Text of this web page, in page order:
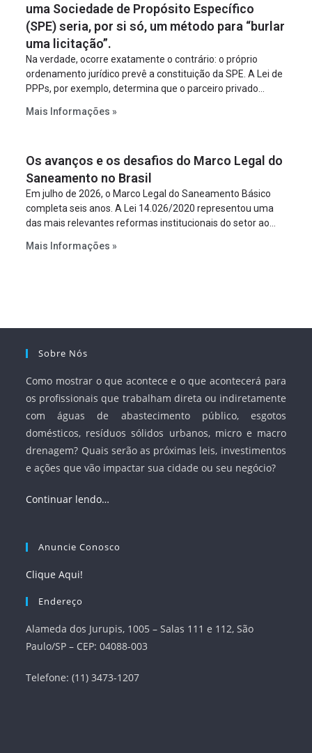
uma Sociedade de Propósito Específico
(SPE) seria, por si só, um método para “burlar
uma licitação”.
Na verdade, ocorre exatamente o contrário: o próprio
ordenamento jurídico prevê a constituição da SPE. A Lei de
PPPs, por exemplo, determina que o parceiro privado
empreendimento. Ou seja, a suposta “fraude à licitação” é
projeto a projeto.
Mais Informações »
Os avanços e os desafios do Marco Legal do
Saneamento no Brasil
Em julho de 2026, o Marco Legal do Saneamento Básico
completa seis anos. A Lei 14.026/2020 representou uma
das mais relevantes reformas institucionais do setor ao
serviços, ampliar a participação da iniciativa privada,
Mais Informações »
Sobre Nós
Como mostrar o que acontece e o que acontecerá para
os profissionais que trabalham direta ou indiretamente
com águas de abastecimento público, esgotos
domésticos, resíduos sólidos urbanos, micro e macro
drenagem? Quais serão as próximas leis, investimentos
e ações que vão impactar sua cidade ou seu negócio?
Continuar lendo…
Anuncie Conosco
Clique Aqui!
Endereço
Alameda dos Jurupis, 1005 – Salas 111 e 112, São
Paulo/SP – CEP: 04088-003
Telefone: (11) 3473-1207